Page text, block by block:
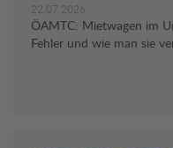
22.07.2026
ÖAMTC: Mietwagen im
Fehler und wie man sie